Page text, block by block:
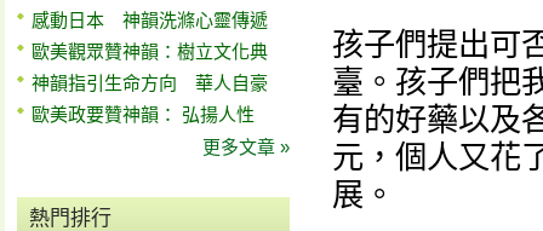
感動日本 神韻洗滌心靈傳遞
歐美觀眾贊神韻：樹立文化典
神韻指引生命方向 華人自豪
歐美政要贊神韻： 弘揚人性
更多文章 »
熱門排行
孩子們提出可
臺。孩子們把
有的好藥以及
元，個人又花
展。